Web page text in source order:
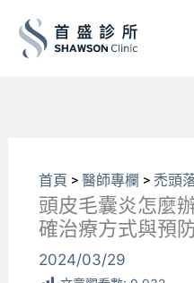
首頁 >醫師專欄 >禿頭
頭皮毛囊炎怎麼
確治療方式與預
2024/03/29